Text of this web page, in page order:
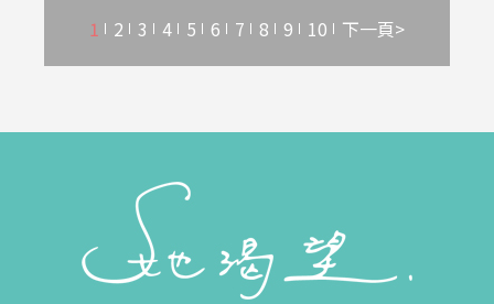
1 2 3 4 5 6 7 8 9 10 下一頁>